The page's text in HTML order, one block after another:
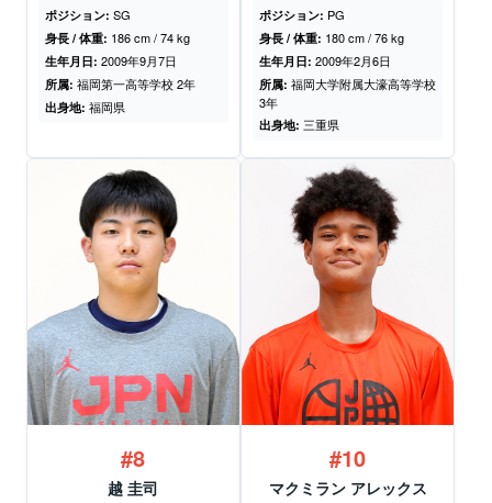
ポジション: SG
身長 / 体重: 186 cm / 74 kg
生年月日: 2009年9月7日
所属: 福岡第一高等学校 2年
出身地: 福岡県
ポジション: PG
身長 / 体重: 180 cm / 76 kg
生年月日: 2009年2月6日
所属: 福岡大学附属大濠高等学校
3年
出身地: 三重県
#8
越 圭司
#10
マクミラン アレックス